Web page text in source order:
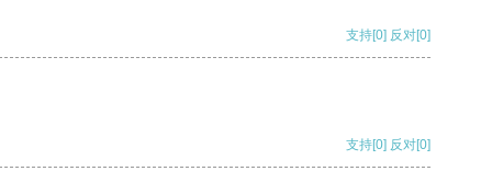
支持[0] 反对[0]
支持[0] 反对[0]